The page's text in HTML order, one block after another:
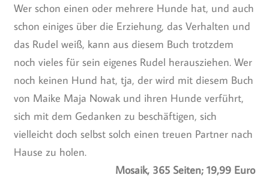
Wer schon einen oder mehrere Hunde hat, und auch
schon einiges über die Erziehung, das Verhalten und
das Rudel weiß, kann aus diesem Buch trotzdem
noch vieles für sein eigenes Rudel herausziehen. Wer
noch keinen Hund hat, tja, der wird mit diesem Buch
von Maike Maja Nowak und ihren Hunde verführt,
sich mit dem Gedanken zu beschäftigen, sich
vielleicht doch selbst solch einen treuen Partner nach
Hause zu holen.
Mosaik, 365 Seiten; 19,99 Euro